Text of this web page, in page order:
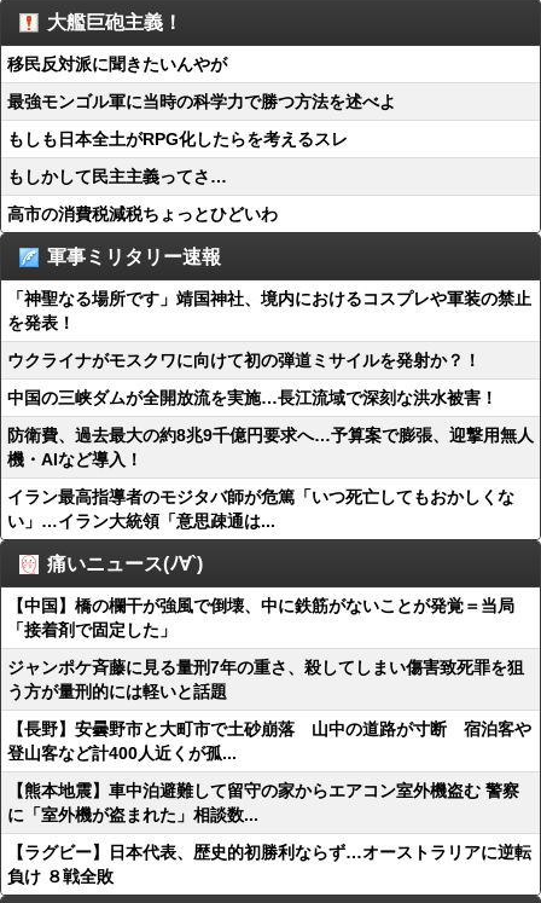
大艦巨砲主義！
移民反対派に聞きたいんやが
最強モンゴル軍に当時の科学力で勝つ方法を述べよ
もしも日本全土がRPG化したらを考えるスレ
もしかして民主主義ってさ…
高市の消費税減税ちょっとひどいわ
軍事ミリタリー速報
「神聖なる場所です」靖国神社、境内におけるコスプレや軍装の禁止
を発表！
ウクライナがモスクワに向けて初の弾道ミサイルを発射か？！
中国の三峡ダムが全開放流を実施…長江流域で深刻な洪水被害！
防衛費、過去最大の約8兆9千億円要求へ…予算案で膨張、迎撃用無人
機・AIなど導入！
イラン最高指導者のモジタバ師が危篤「いつ死亡してもおかしくな
い」…イラン大統領「意思疎通は...
痛いニュース(ﾉ∀`)
【中国】橋の欄干が強風で倒壊、中に鉄筋がないことが発覚＝当局
「接着剤で固定した」
ジャンポケ斉藤に見る量刑7年の重さ、殺してしまい傷害致死罪を狙
う方が量刑的には軽いと話題
【長野】安曇野市と大町市で土砂崩落 山中の道路が寸断 宿泊客や
登山客など計400人近くが孤...
【熊本地震】車中泊避難して留守の家からエアコン室外機盗む 警察
に「室外機が盗まれた」相談数...
【ラグビー】日本代表、歴史的初勝利ならず…オーストラリアに逆転
負け ８戦全敗